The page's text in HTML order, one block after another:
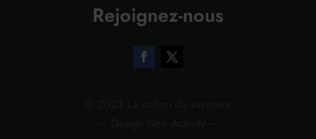
Rejoignez-nous